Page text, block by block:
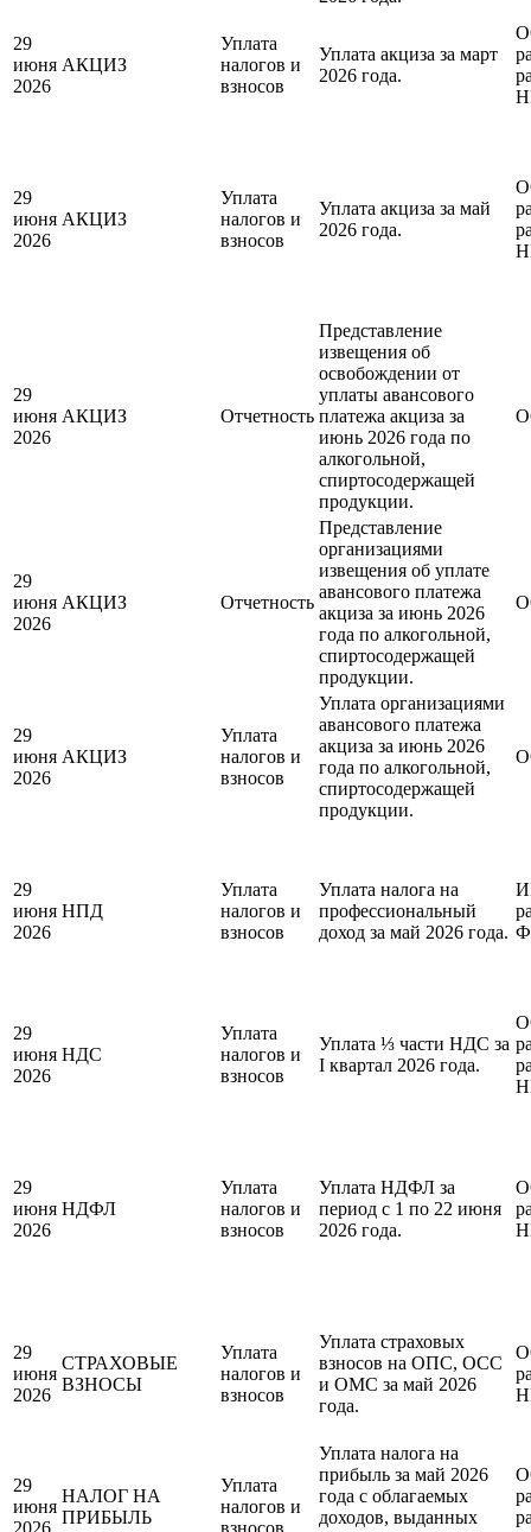
29
июня
2026
АКЦИЗ
Уплата
налогов и
взносов
Уплата акциза за март
2026 года.
29
июня
2026
АКЦИЗ
Уплата
налогов и
взносов
Уплата акциза за май
2026 года.
29
июня
2026
АКЦИЗ Отчетность
Представление
извещения об
освобождении от
уплаты авансового
платежа акциза за
июнь 2026 года по
алкогольной,
спиртосодержащей
продукции.
29
июня
2026
АКЦИЗ Отчетность
Представление
организациями
извещения об уплате
авансового платежа
акциза за июнь 2026
года по алкогольной,
спиртосодержащей
продукции.
29
июня
2026
АКЦИЗ
Уплата
налогов и
взносов
Уплата организациями
авансового платежа
акциза за июнь 2026
года по алкогольной,
спиртосодержащей
продукции.
29
июня
2026
НПД
Уплата
налогов и
взносов
Уплата налога на
профессиональный
доход за май 2026 года.
29
июня
2026
НДС
Уплата
налогов и
взносов
Уплата ⅓ части НДС за
I квартал 2026 года.
29
июня
2026
НДФЛ
Уплата
налогов и
взносов
Уплата НДФЛ за
период с 1 по 22 июня
2026 года.
29
июня
2026
СТРАХОВЫЕ
ВЗНОСЫ
Уплата
налогов и
взносов
Уплата страховых
взносов на ОПС, ОСС
и ОМС за май 2026
года.
29
июня
НАЛОГ НА
ПРИБЫЛЬ
Уплата
налогов и
Уплата налога на
прибыль за май 2026
года с облагаемых
доходов, выданных